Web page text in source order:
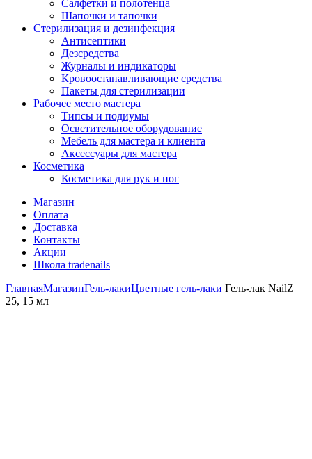
Салфетки и полотенца
Шапочки и тапочки
Стерилизация и дезинфекция
Антисептики
Дезсредства
Журналы и индикаторы
Кровоостанавливающие средства
Пакеты для стерилизации
Рабочее место мастера
Типсы и подиумы
Осветительное оборудование
Мебель для мастера и клиента
Аксессуары для мастера
Косметика
Косметика для рук и ног
Магазин
Оплата
Доставка
Контакты
Акции
Школа tradenails
ГлавнаяМагазинГель-лакиЦветные гель-лаки Гель-лак NailZ
25, 15 мл